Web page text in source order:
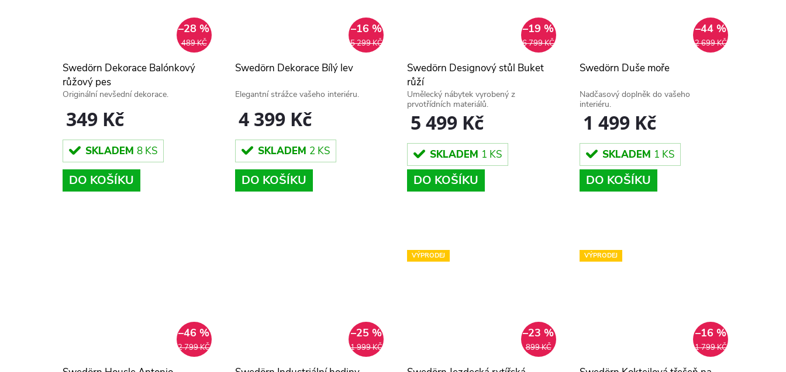
489 KČ
–28 %
Swedörn Dekorace Balónkový
růžový pes
349 Kč
SKLADEM 8 KS
DO KOŠÍKU
Originální nevšední dekorace.
5 299 KČ
–16 %
Swedörn Dekorace Bílý lev
4 399 Kč
SKLADEM 2 KS
DO KOŠÍKU
Elegantní strážce vašeho interiéru.
6 799 KČ
–19 %
Swedörn Designový stůl Buket
růží
5 499 Kč
SKLADEM 1 KS
DO KOŠÍKU
Umělecký nábytek vyrobený z
prvotřídních materiálů.
2 699 KČ
–44 %
Swedörn Duše moře
1 499 Kč
SKLADEM 1 KS
DO KOŠÍKU
Nadčasový doplněk do vašeho
interiéru.
2 799 KČ
–46 %
1 999 KČ
–25 %
VÝPRODEJ
899 KČ
–23 %
VÝPRODEJ
1 799 KČ
–16 %